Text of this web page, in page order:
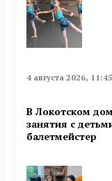
4 августа 2026, 11:45
В Локотском
занятия с
балетмейстер